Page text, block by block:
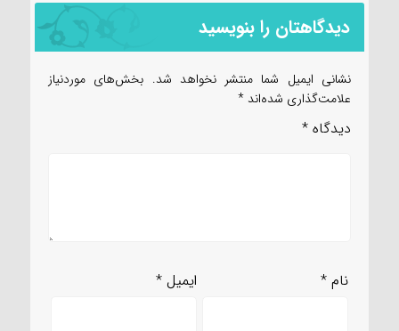
دیدگاهتان را بنویسید
نشانی ایمیل شما منتشر نخواهد شد. بخش‌های موردنیاز
علامت‌گذاری شده‌اند *
دیدگاه *
نام* ایمیل*